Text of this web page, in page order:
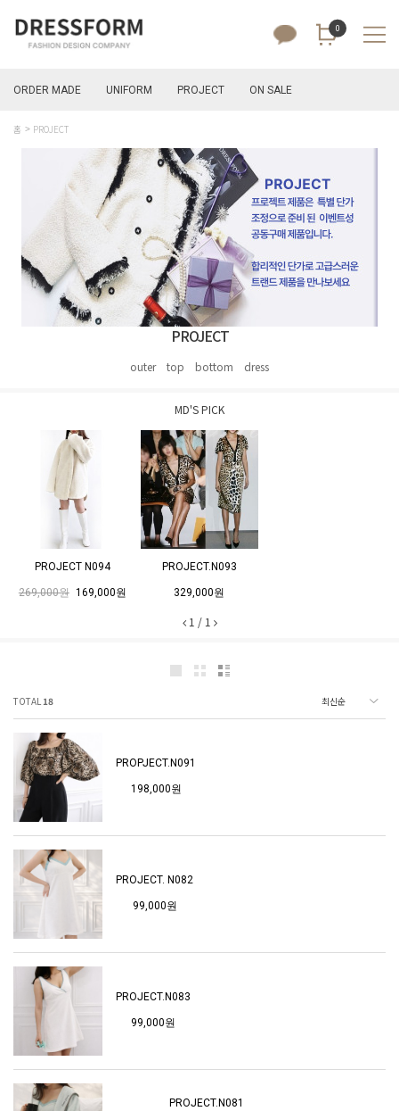
0
ORDER MADE UNIFORM PROJECT ON SALE
홈 PROJECT
PROJECT
outer top bottom dress
MD'S PICK
PROJECT N094
269,000원 169,000원
PROJECT.N093
329,000원
1 / 1
TOTAL18
PROPJECT.N091
198,000원
PROJECT. N082
99,000원
PROJECT.N083
99,000원
PROJECT.N081